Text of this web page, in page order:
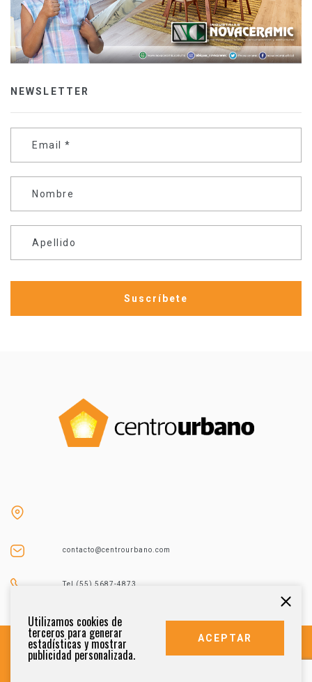
NEWSLETTER
Email *
Nombre
Apellido
contacto@centrourbano.com
Tel (55) 5687-4873
Utilizamos cookies de
terceros para generar
estadísticas y mostrar
publicidad personalizada.
ACEPTAR